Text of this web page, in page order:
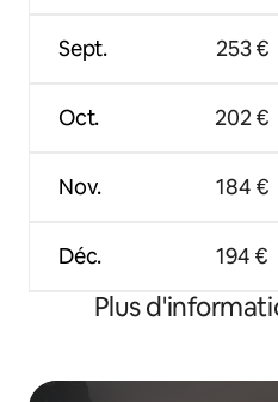
Sept.
Oct.
Nov.
Déc.
253 €
202 €
184 €
194 €
Plus